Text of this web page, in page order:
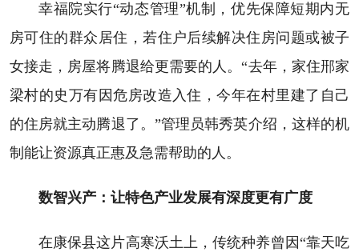
幸福院实行“动态管理”机制，优先保障短期内无
房可住的群众居住，若住户后续解决住房问题或被子
女接走，房屋将腾退给更需要的人。“去年，家住郉家
梁村的史万有因危房改造入住，今年在村里建了自己
的住房就主动腾退了。”管理员韩秀英介绍，这样的机
制能让资源真正惠及急需帮助的人。
数智兴产：让特色产业发展有深度更有广度
在康保县这片高寒沃土上，传统种养曾因“靠天吃